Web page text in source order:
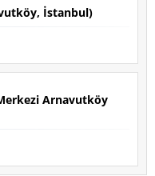
İstanbul)
Arnavutköy